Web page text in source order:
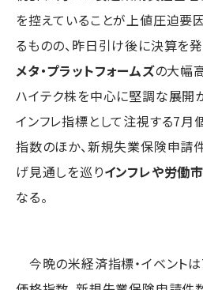
を控えていることが上値圧迫要
るものの、昨日引け後に決算を
メタ・プラットフォームズの大幅
ハイテク株を中心に堅調な展開
インフレ指標として注視する7
指数のほか、新規失業保険申請
げ見通しを巡りインフレや労働
なる。
今晩の米経済指標・イベント